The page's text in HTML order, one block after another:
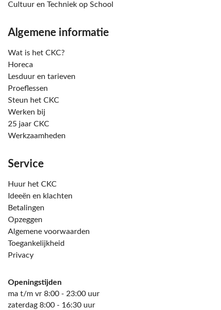
Cultuur en Techniek op School
Algemene informatie
Wat is het CKC?
Horeca
Lesduur en tarieven
Proeflessen
Steun het CKC
Werken bij
25 jaar CKC
Werkzaamheden
Service
Huur het CKC
Ideeën en klachten
Betalingen
Opzeggen
Algemene voorwaarden
Toegankelijkheid
Privacy
Openingstijden
ma t/m vr 8:00 - 23:00 uur
zaterdag 8:00 - 16:30 uur